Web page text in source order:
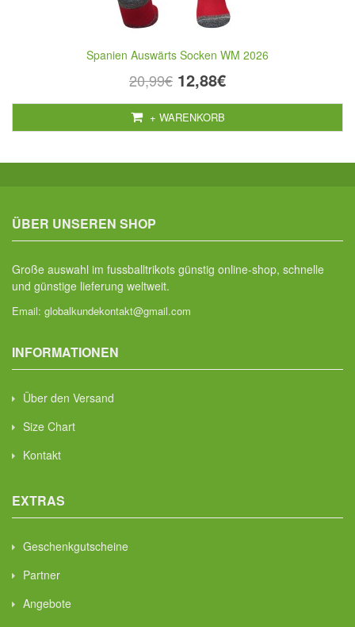
Spanien Auswärts Socken WM 2026
20,99€ 12,88€
+ WARENKORB
ÜBER UNSEREN SHOP
Große auswahl im fussballtrikots günstig online-shop, schnelle
und günstige lieferung weltweit.
Email: globalkundekontakt@gmail.com
INFORMATIONEN
Über den Versand
Size Chart
Kontakt
EXTRAS
Geschenkgutscheine
Partner
Angebote